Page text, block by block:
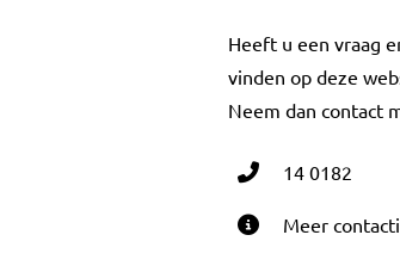
Heeft u een vraag
vinden op deze
Neem dan contact
14 0182
Meer